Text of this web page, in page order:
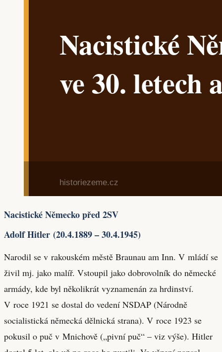
Nacistické Německo před 2SV
Adolf Hitler (20.4.1889 – 30.4.1945)
Narodil se v rakouském městě Braunau am Inn. V mládí se
živil mj. jako malíř. Vstoupil jako dobrovolník do německé
armády, kde byl několikrát vyznamenán za hrdinství.
V roce 1921 se dostal do vedení NSDAP (Národně
socialistická německá dělnická strana). V roce 1923 se
pokusil o puč v Mnichově („pivní puč“ – viz výše). Hitler